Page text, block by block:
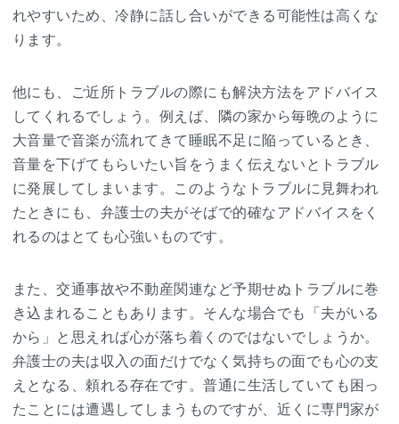
れやすいため、冷静に話し合いができる可能性は高くな
ります。
他にも、ご近所トラブルの際にも解決方法をアドバイス
してくれるでしょう。例えば、隣の家から毎晩のように
大音量で音楽が流れてきて睡眠不足に陥っているとき、
音量を下げてもらいたい旨をうまく伝えないとトラブル
に発展してしまいます。このようなトラブルに見舞われ
たときにも、弁護士の夫がそばで的確なアドバイスをく
れるのはとても心強いものです。
また、交通事故や不動産関連など予期せぬトラブルに巻
き込まれることもあります。そんな場合でも「夫がいる
から」と思えれば心が落ち着くのではないでしょうか。
弁護士の夫は収入の面だけでなく気持ちの面でも心の支
えとなる、頼れる存在です。普通に生活していても困っ
たことには遭遇してしまうものですが、近くに専門家が